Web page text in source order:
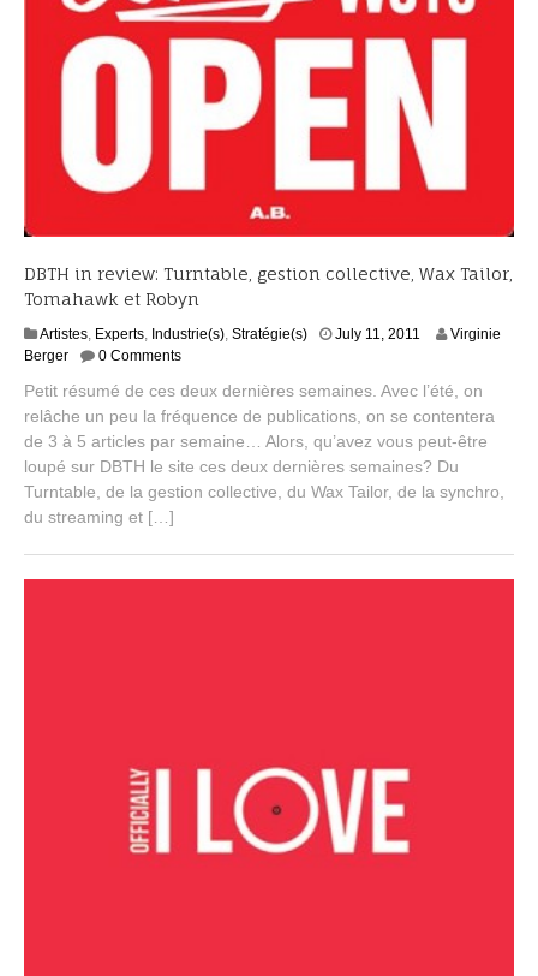
DBTH in review: Turntable, gestion collective, Wax Tailor,
Tomahawk et Robyn
Artistes, Experts, Industrie(s), Stratégie(s) July 11, 2011
Virginie
Berger
0 Comments
Petit résumé de ces deux dernières semaines. Avec l’été, on
relâche un peu la fréquence de publications, on se contentera
de 3 à 5 articles par semaine… Alors, qu’avez vous peut-être
loupé sur DBTH le site ces deux dernières semaines? Du
Turntable, de la gestion collective, du Wax Tailor, de la synchro,
du streaming et […]